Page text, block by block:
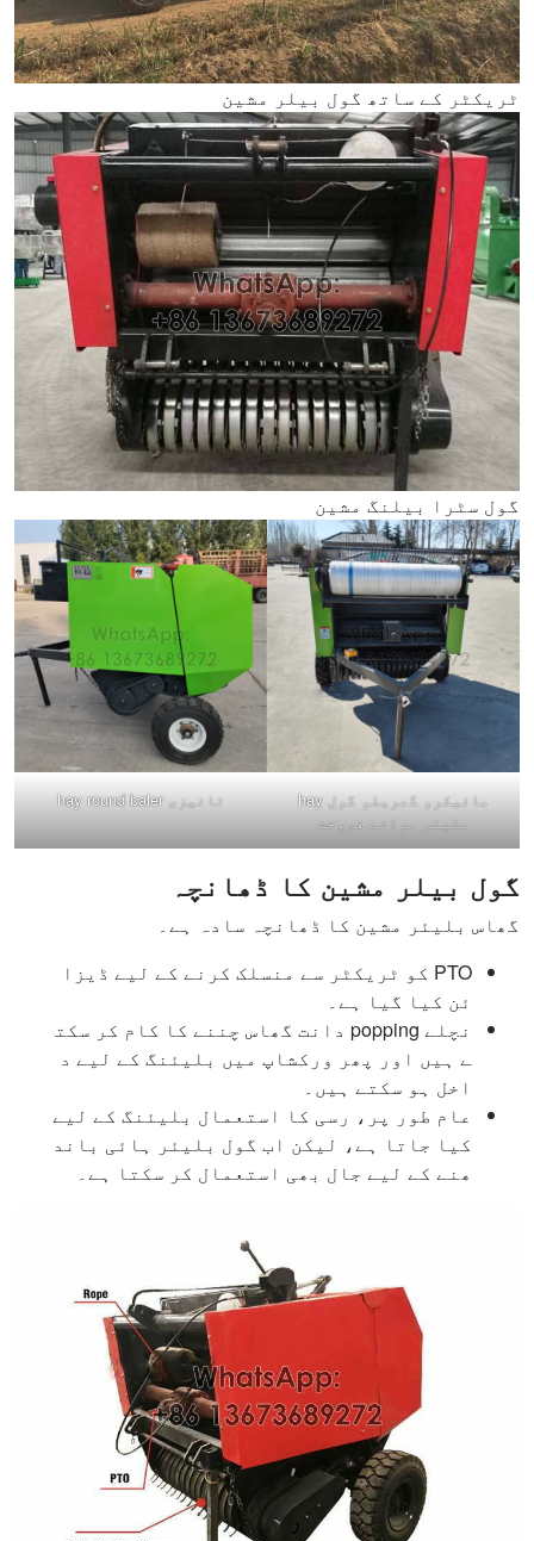
ٹریکٹر کے ساتھ گول بیلر مشین
گول سٹرا بیلنگ مشین
مائیکرو گھریلو گول hay
بلیئر برائے فروخت
تائیزی hay round baler
گول بیلر مشین کا ڈھانچہ
گھاس بلیئر مشین کا ڈھانچہ سادہ ہے۔
PTO کو ٹریکٹر سے منسلک کرنے کے لیے ڈیزا
ئن کیا گیا ہے۔
نچلے popping دانت گھاس چننے کا کام کر سکت
ے ہیں اور پھر ورکشاپ میں بلیئنگ کے لیے د
اخل ہو سکتے ہیں۔
عام طور پر، رسی کا استعمال بلیئنگ کے لیے
کیا جاتا ہے، لیکن اب گول بلیئر ہائی باند
ھنے کے لیے جال بھی استعمال کر سکتا ہے۔